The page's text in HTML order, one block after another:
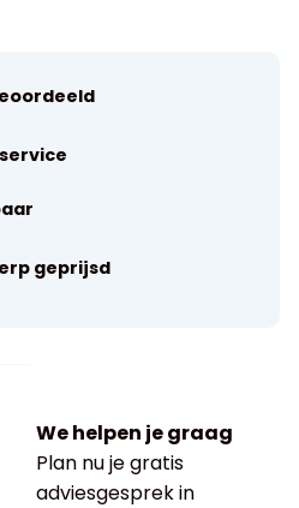
We helpen je graag
Plan nu je gratis
adviesgesprek in
geprijsd